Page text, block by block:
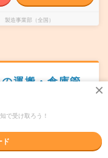
造事業部（全国）
運搬・倉庫管
で受け取ろう！